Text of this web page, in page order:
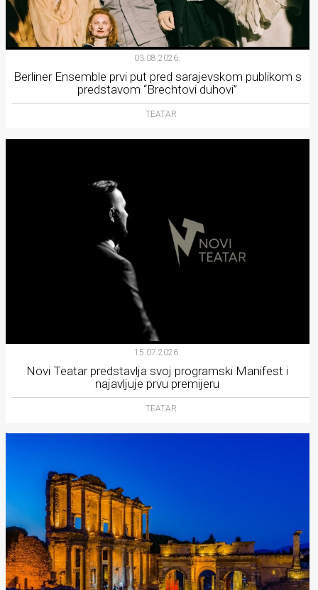
03.08.2026.
Berliner Ensemble prvi put pred sarajevskom publikom s
predstavom “Brechtovi duhovi”
TEATAR
15.07.2026.
Novi Teatar predstavlja svoj programski Manifest i
najavljuje prvu premijeru
TEATAR